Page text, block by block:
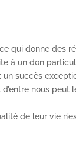
ce qui donne des
à un don
succès
nous peut
de leur vie